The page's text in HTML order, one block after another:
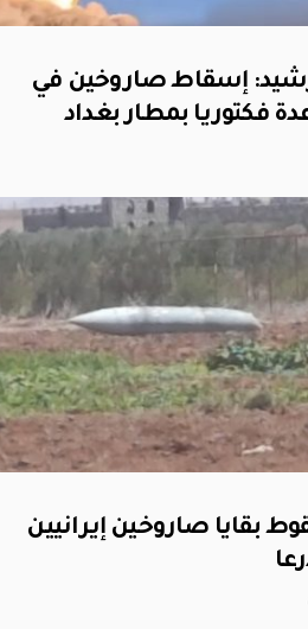
إسقاط صاروخين في
فكتوريا بمطار بغداد
بقايا صاروخين إيرانيين